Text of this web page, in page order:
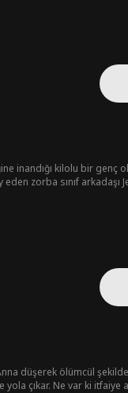
inandığı kilolu bir genç
zorba sınıf arkadaşı
düşerek ölümcül
çıkar. Ne var ki itfaiye